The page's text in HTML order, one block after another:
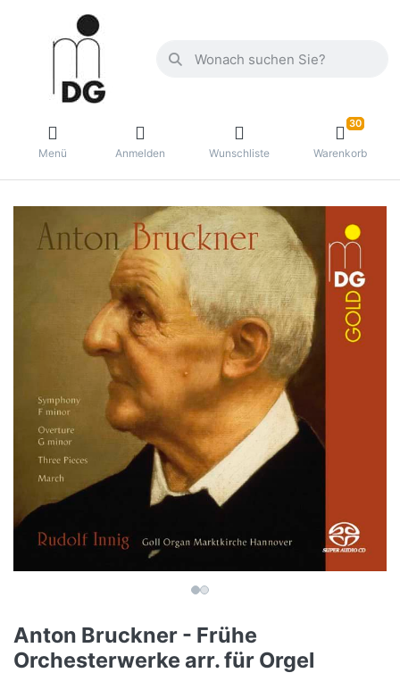
Menü Anmelden Wunschliste
30
Warenkorb
Anton Bruckner - Frühe
Orchesterwerke arr. für Orgel